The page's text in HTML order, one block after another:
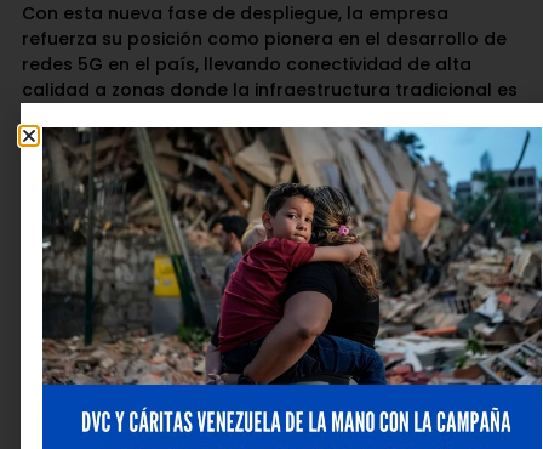
Con esta nueva fase de despliegue, la empresa
refuerza su posición como pionera en el desarrollo de
redes 5G en el país, llevando conectividad de alta
calidad a zonas donde la infraestructura tradicional es
tecnológico, al apostar por soluciones innovadoras
que reducen la brecha digital y promueven el progreso
de los venezolanos.
Deja una respuesta
Tu dirección de correo electrónico no será publicada.
Los campos obligatorios están marcados con*
Comentario*